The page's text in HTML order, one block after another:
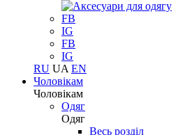
FB
IG
FB
IG
RU UA EN
Чоловікам
Чоловікам
Одяг
Одяг
Весь розділ